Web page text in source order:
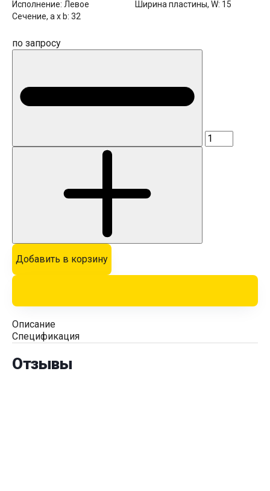
Исполнение: Левое Ширина пластины, W: 15
Сечение, a x b: 32
по запросу
Добавить в корзину
Описание
Спецификация
Отзывы